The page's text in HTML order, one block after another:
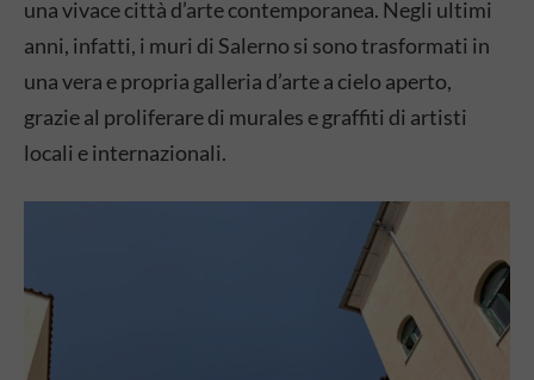
una vivace città d’arte contemporanea. Negli ultimi
anni, infatti, i muri di Salerno si sono trasformati in
una vera e propria galleria d’arte a cielo aperto,
grazie al proliferare di murales e graffiti di artisti
locali e internazionali.